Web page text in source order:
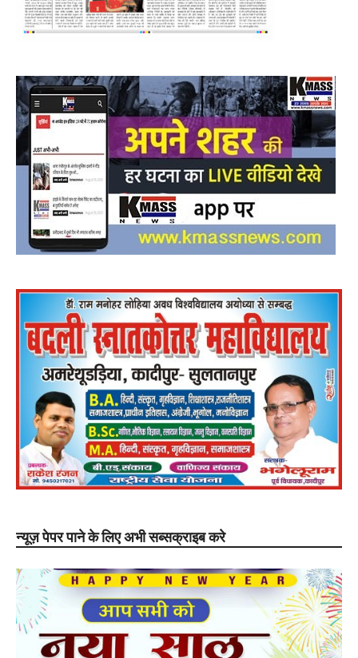
न्यूज़ पेपर पाने के लिए अभी सब्सक्राइब करे